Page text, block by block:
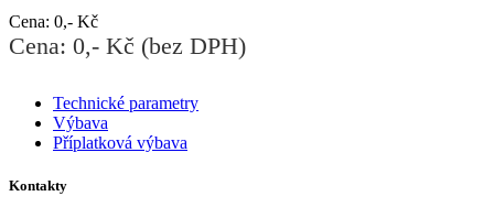
Cena: 0,- Kč
Cena: 0,- Kč (bez DPH)
Technické parametry
Výbava
Příplatková výbava
Kontakty